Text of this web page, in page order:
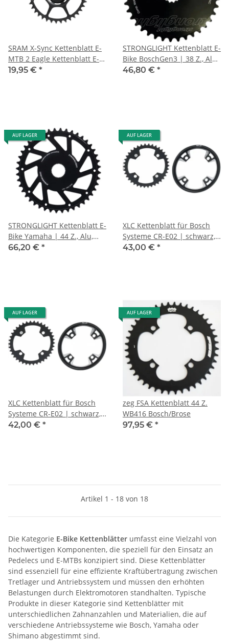
SRAM X-Sync Kettenblatt E-
MTB 2 Eagle Kettenblatt E-
MTB 38T, Stahl, schwarz, für
19,95 € *
STRONGLIGHT Kettenblatt E-
Bike BoschGen3 | 38 Z., Alu,
sw,10-f., DM, f. chainglider
46,80 € *
AUF LAGER
STRONGLIGHT Kettenblatt E-
Bike Yamaha | 44 Z., Alu,
schwarz, DM, für Yamaha
66,20 € *
AUF LAGER
XLC Kettenblatt für Bosch
Systeme CR-E02 | schwarz,
38 Zähne, inkl. Cover
43,00 € *
AUF LAGER
XLC Kettenblatt für Bosch
Systeme CR-E02 | schwarz,
42 Zähne, inkl. Cover
42,00 € *
AUF LAGER
zeg FSA Kettenblatt 44 Z.
WB416 Bosch/Brose
97,95 € *
Artikel 1 - 18 von 18
Die Kategorie E-Bike Kettenblätter umfasst eine Vielzahl von
hochwertigen Komponenten, die speziell für den Einsatz an
Pedelecs und E-MTBs konzipiert sind. Diese Kettenblätter
sind essenziell für eine effiziente Kraftübertragung zwischen
Tretlager und Antriebssystem und müssen den erhöhten
Belastungen durch Elektromotoren standhalten. Typische
Produkte in dieser Kategorie sind Kettenblätter mit
unterschiedlichen Zahnanzahlen und Materialien, die auf
verschiedene Antriebssysteme wie Bosch, Yamaha oder
Shimano abgestimmt sind.